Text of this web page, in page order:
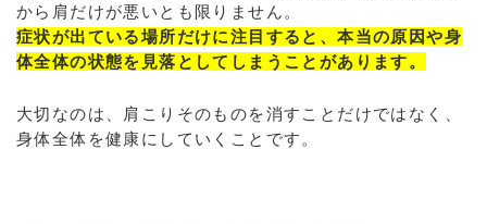
から肩だけが悪いとも限りません。
症状が出ている場所だけに注目すると、本当の原因や身
体全体の状態を見落としてしまうことがあります。
大切なのは、肩こりそのものを消すことだけではなく、
身体全体を健康にしていくことです。